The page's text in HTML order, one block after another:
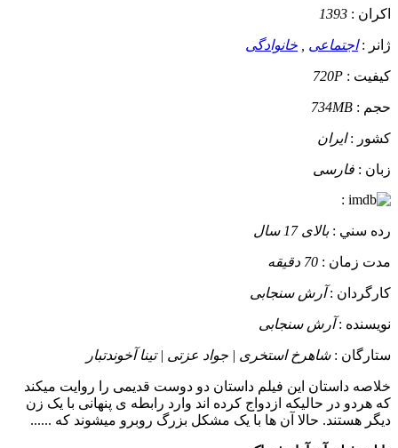
اکران : 1393
ژانر :اجتماعی خانوادگی
کيفيت : 720P
حجم : 734MB
کشور :ایران
زبان : فارسی
:
رده سني :بالای 17 سال
مدت زمان : 70 دقیقه
کارگردان :آرش سنجابی
نويسنده :آرش سنجابی
ستارگان :شاهرخ استخری | جواد عزتی | تینا آخوندتبار
خلاصه داستان این فیلم داستان دو دوست قدیمی را روایت میکند
که هردو در حالیکه ازدواج کرده اند وارد رابطه ی پنهانی با یک زن
دیگر هستند. حالا آن ها با یک مشکل بزرگ روبرو میشوند که ......